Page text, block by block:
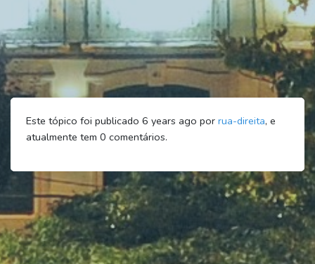
Este tópico foi publicado 6 years ago por rua-direita, e
atualmente tem 0 comentários.